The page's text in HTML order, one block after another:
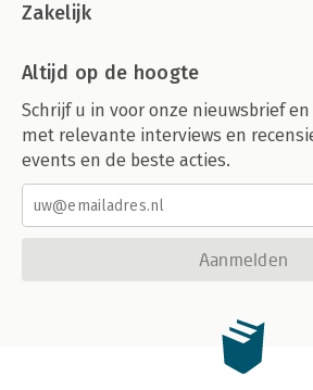
Zakelijk
Altijd op de hoogte
Schrijf u in voor onze nieuwsbrief
met relevante interviews en
events en de beste acties.
Aanmelden